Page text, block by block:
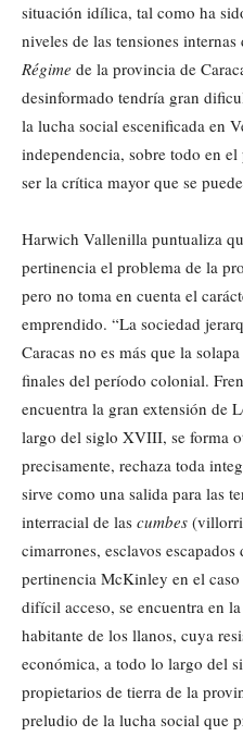
situación idílica, tal como ha
niveles de las tensiones
Régime de la provincia de
desinformado tendría gran
la lucha social escenificada en
independencia, sobre todo en
ser la crítica mayor que se
Harwich Vallenilla puntualiza
pertinencia el problema de la
pero no toma en cuenta el
emprendido. “La sociedad
Caracas no es más que la
finales del período colonial.
encuentra la gran extensión de
largo del siglo XVIII, se forma
precisamente, rechaza toda
sirve como una salida para las
interracial de las cumbes
cimarrones, esclavos
pertinencia McKinley en el caso
difícil acceso, se encuentra en
habitante de los llanos, cuya
económica, a todo lo largo del
propietarios de tierra de la
preludio de la lucha social que